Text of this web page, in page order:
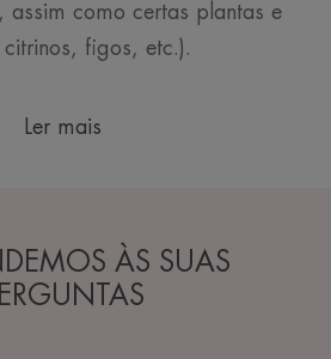
assim como certas plantas e
figos, etc.).
Ler mais
ÀS SUAS